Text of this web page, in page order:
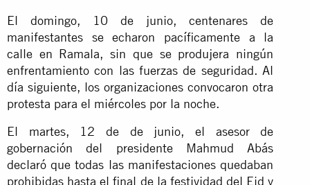
El domingo, 10 de junio, centenares de
manifestantes se echaron pacíficamente a la
calle en Ramala, sin que se produjera ningún
enfrentamiento con las fuerzas de seguridad. Al
día siguiente, los organizaciones convocaron otra
protesta para el miércoles por la noche.
El martes, 12 de de junio, el asesor de
gobernación del presidente Mahmud Abás
declaró que todas las manifestaciones quedaban
prohibidas hasta el final de la festividad del Eid y